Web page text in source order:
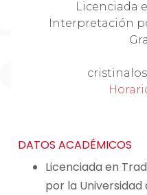
Licenciada
Interpretación
DATOS ACADÉMICOS
Licenciada en
por la Universidad